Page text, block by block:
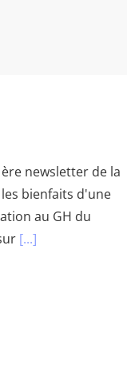
newsletter de la
bienfaits d'une
au GH du
[...]